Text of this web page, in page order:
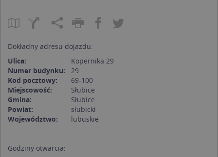
Dokładny adresu dojazdu:
Ulica:
Kopernika 29
Numer budynku:
29
Kod pocztowy:
69-100
Miejscowość:
Słubice
Gmina:
Słubice
Powiat:
słubicki
Województwo:
lubuskie
Godziny otwarcia: